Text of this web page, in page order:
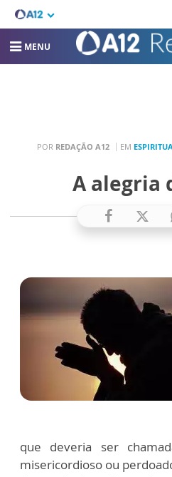
MENU
POR REDAÇÃO A12 EM
A alegria
que deveria ser
misericordioso ou